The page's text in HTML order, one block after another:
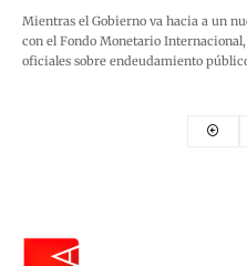
Mientras el Gobierno va hacia a un
con el Fondo Monetario
oficiales sobre endeudamiento